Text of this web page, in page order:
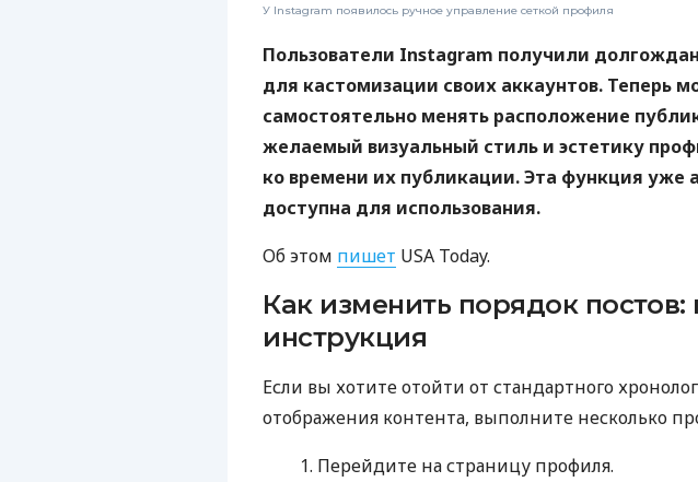
У Instagram появилось ручное управление сеткой профиля
Пользователи Instagram получили
для кастомизации своих аккаунтов. Теперь
самостоятельно менять расположение
желаемый визуальный стиль и эстетику
ко времени их публикации. Эта функция уже
доступна для использования.
Об этом пишет USA Today.
Как изменить порядок постов:
инструкция
Если вы хотите отойти от стандартного
отображения контента, выполните несколько
Перейдите на страницу профиля.